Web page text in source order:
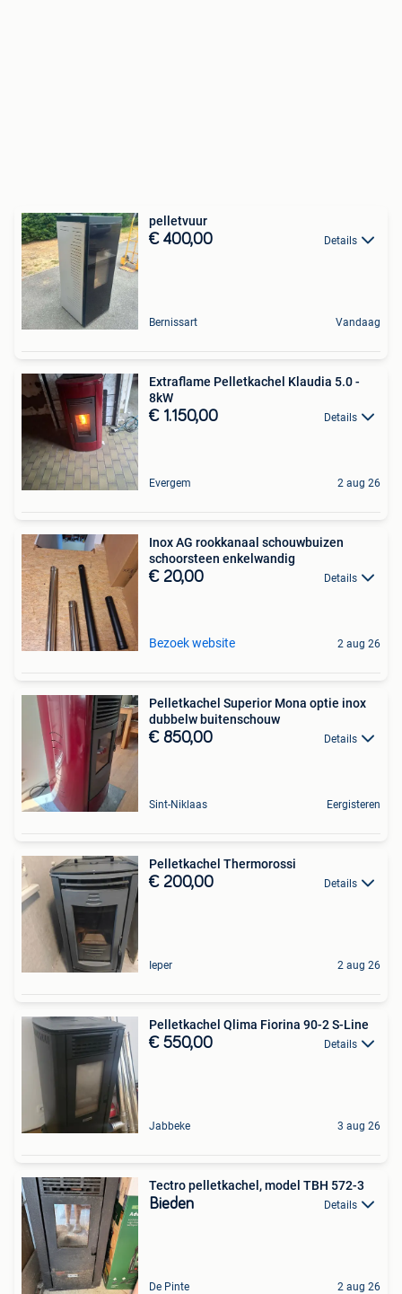
pelletvuur
€ 400,00 Details
Bernissart Vandaag
Extraflame Pelletkachel Klaudia 5.0 -
8kW
€ 1.150,00 Details
Evergem 2 aug 26
Inox AG rookkanaal schouwbuizen
schoorsteen enkelwandig
€ 20,00 Details
Bezoek website 2 aug 26
Pelletkachel Superior Mona optie inox
dubbelw buitenschouw
€ 850,00 Details
Sint-Niklaas Eergisteren
Pelletkachel Thermorossi
€ 200,00 Details
Ieper 2 aug 26
Pelletkachel Qlima Fiorina 90-2 S-Line
€ 550,00 Details
Jabbeke 3 aug 26
Tectro pelletkachel, model TBH 572-3
Bieden Details
De Pinte 2 aug 26